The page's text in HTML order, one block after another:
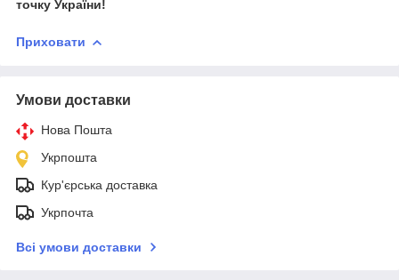
точку України!
Приховати
Умови доставки
Нова Пошта
Укрпошта
Кур'єрська доставка
Укрпочта
Всі умови доставки